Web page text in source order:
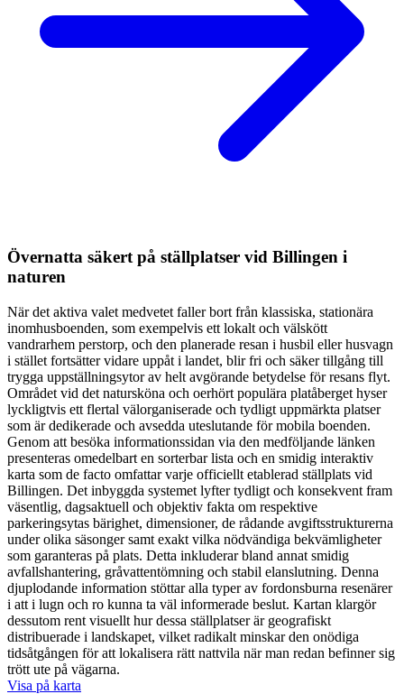
Övernatta säkert på ställplatser vid Billingen i
naturen
När det aktiva valet medvetet faller bort från klassiska, stationära
inomhusboenden, som exempelvis ett lokalt och välskött
vandrarhem perstorp, och den planerade resan i husbil eller husvagn
i stället fortsätter vidare uppåt i landet, blir fri och säker tillgång till
trygga uppställningsytor av helt avgörande betydelse för resans flyt.
Området vid det natursköna och oerhört populära platåberget hyser
lyckligtvis ett flertal välorganiserade och tydligt uppmärkta platser
som är dedikerade och avsedda uteslutande för mobila boenden.
Genom att besöka informationssidan via den medföljande länken
presenteras omedelbart en sorterbar lista och en smidig interaktiv
karta som de facto omfattar varje officiellt etablerad ställplats vid
Billingen. Det inbyggda systemet lyfter tydligt och konsekvent fram
väsentlig, dagsaktuell och objektiv fakta om respektive
parkeringsytas bärighet, dimensioner, de rådande avgiftsstrukturerna
under olika säsonger samt exakt vilka nödvändiga bekvämligheter
som garanteras på plats. Detta inkluderar bland annat smidig
avfallshantering, gråvattentömning och stabil elanslutning. Denna
djuplodande information stöttar alla typer av fordonsburna resenärer
i att i lugn och ro kunna ta väl informerade beslut. Kartan klargör
dessutom rent visuellt hur dessa ställplatser är geografiskt
distribuerade i landskapet, vilket radikalt minskar den onödiga
tidsåtgången för att lokalisera rätt nattvila när man redan befinner sig
trött ute på vägarna.
Visa på karta